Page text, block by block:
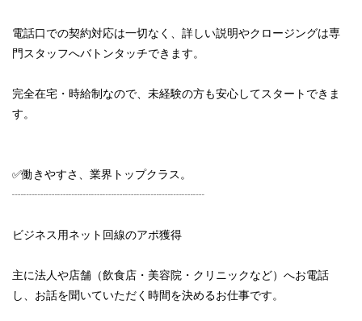
電話口での契約対応は一切なく、詳しい説明やクロージングは専
門スタッフへバトンタッチできます。
完全在宅・時給制なので、未経験の方も安心してスタートできま
す。
✅働きやすさ、業界トップクラス。
┈┈┈┈┈┈┈┈┈┈┈┈┈┈┈┈┈
ビジネス用ネット回線のアポ獲得
主に法人や店舗（飲食店・美容院・クリニックなど）へお電話
し、お話を聞いていただく時間を決めるお仕事です。